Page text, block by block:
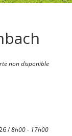
non disponible
/8h00 - 17h00